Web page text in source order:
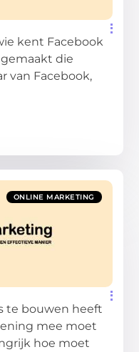
kent Facebook
die
van Facebook,
ONLINE MARKETING
te bouwen heeft
mee moet
hoe moet